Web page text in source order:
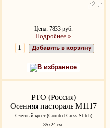
Цена: 7833 руб.
Подробнее »
Добавить в корзину
В избранное
РТО (Россия)
Осенняя пастораль M1117
Счетный крест (Counted Cross Stitch)
35х24 см.